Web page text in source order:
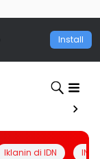
Install
Iklanin di IDN